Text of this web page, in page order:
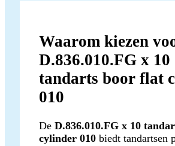
Waarom kiezen
D.836.010.FG x 10
tandarts boor flat
010
De D.836.010.FG x 10
cylinder 010 biedt tandartsen